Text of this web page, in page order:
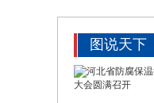
图说天下